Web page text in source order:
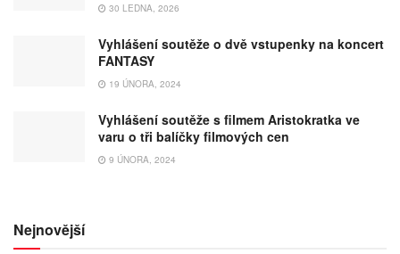
30 LEDNA, 2026
Vyhlášení soutěže o dvě vstupenky na koncert
FANTASY
19 ÚNORA, 2024
Vyhlášení soutěže s filmem Aristokratka ve
varu o tři balíčky filmových cen
9 ÚNORA, 2024
Nejnovější